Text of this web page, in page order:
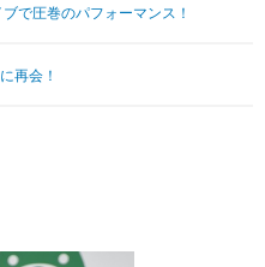
ブログ
で圧巻のパフォーマンス！
再会！